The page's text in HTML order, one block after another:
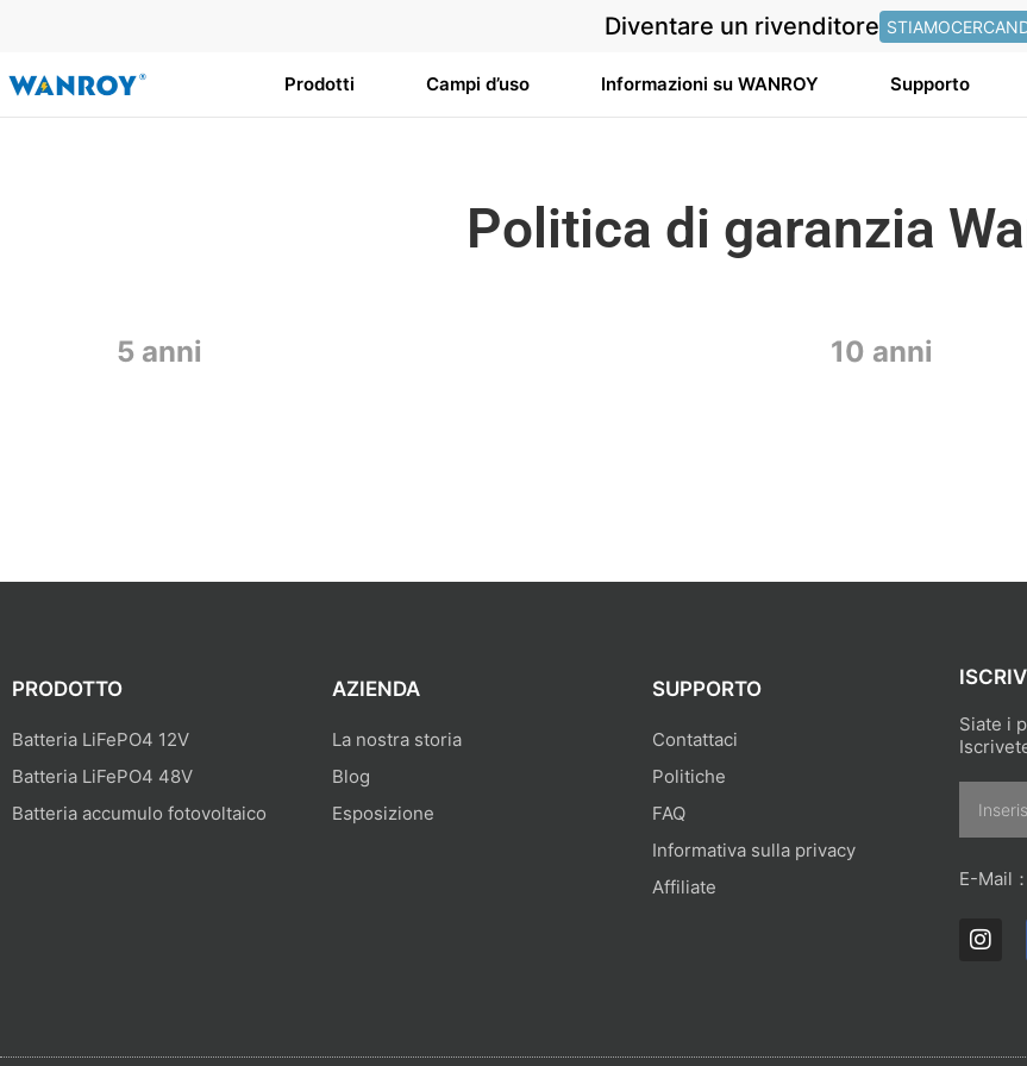
contenuto
Diventare un rivenditore
Prodotti Campi d’uso Informazioni su WANROY Supporto
Politica di garanzia
5 anni 10 anni
PRODOTTO
Batteria LiFePO4 12V
Batteria LiFePO4 48V
Batteria accumulo fotovoltaico
AZIENDA
La nostra storia
Blog
Esposizione
SUPPORTO
Contattaci
Politiche
FAQ
Informativa sulla privacy
Affiliate
Siate i
E-Mail：
I
n